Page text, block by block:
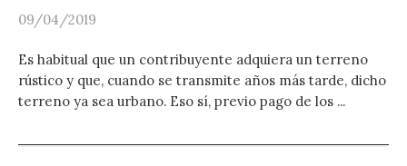
09/04/2019
Es habitual que un contribuyente adquiera un terreno
rústico y que, cuando se transmite años más tarde, dicho
terreno ya sea urbano. Eso sí, previo pago de los ...